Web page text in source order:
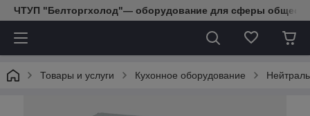
ЧТУП "Белторгхолод"— оборудование для сферы
Товары и услуги Кухонное оборудование